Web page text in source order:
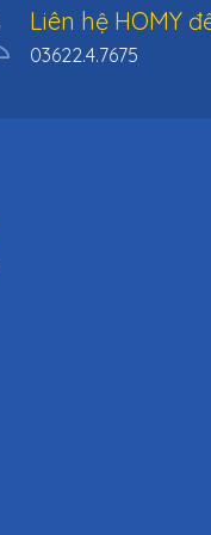
Liên hệ HOMY
03622.4.7675